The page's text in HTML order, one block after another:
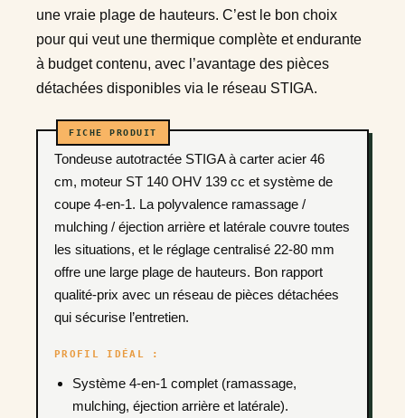
une vraie plage de hauteurs. C’est le bon choix
pour qui veut une thermique complète et endurante
à budget contenu, avec l’avantage des pièces
détachées disponibles via le réseau STIGA.
Tondeuse autotractée STIGA à carter acier 46
cm, moteur ST 140 OHV 139 cc et système de
coupe 4-en-1. La polyvalence ramassage /
mulching / éjection arrière et latérale couvre toutes
les situations, et le réglage centralisé 22-80 mm
offre une large plage de hauteurs. Bon rapport
qualité-prix avec un réseau de pièces détachées
qui sécurise l’entretien.
PROFIL IDÉAL :
Système 4-en-1 complet (ramassage,
mulching, éjection arrière et latérale).